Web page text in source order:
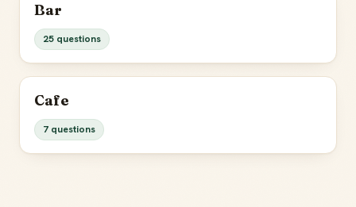
Bar
25 questions
Cafe
7 questions